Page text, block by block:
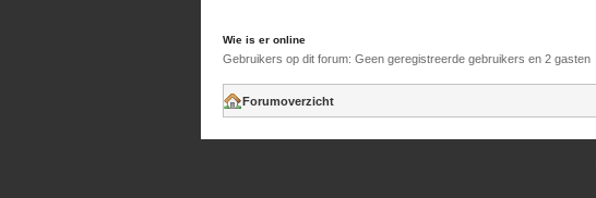
Wie is er online
Gebruikers op dit forum: Geen geregistreerde gebruikers en 2 gasten
Forumoverzicht